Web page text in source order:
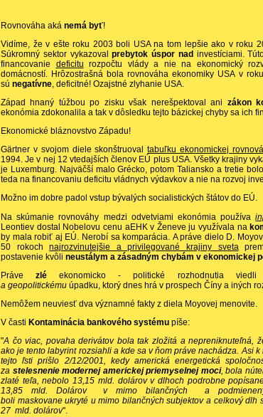
Rovnováha aká nemá byť!
Vidíme, že v ešte roku 2003 boli USA na tom lepšie ako v roku
Súkromný sektor vykazovalprebytok úspor nadinvestíciami.
financovanie deficitu rozpočtu vlády a nie na ekonomický
domácností. Hrôzostrašná bola rovnováha ekonomiky USA v
sú negatívne , deficitné! Ozajstné zlyhanie USA.
Západ hnaný túžbou po zisku však nerešpektoval ani zákon
ekonómia zdokonalila a tak v dôsledku tejto bázickej chyby sa ich
Ekonomické bláznovstvo Západu!
Gärtner v svojom diele skonštruovaltabuľku ekonomickej
1994. Je v nej 12 vtedajších členov EÚ plus USA. Všetky krajiny
je Luxemburg. Najväčší malo Grécko, potom Taliansko a tretie
teda na financovaniu deficitu vládnych výdavkov a nie na rozvoj
Možno im dobre padol vstup bývalých socialistických štátov do EÚ.
Na skúmanie rovnováhy medzi odvetviami ekonómia používa
Leontiev dostal Nobelovu cenu aEHK v Ženeve ju využívala na
by mala robiť aj EÚ. Nerobí sa komparácia. A práve dielo D.
50 rokochnajrozvinutejšie a privilegované krajiny sveta
postavenie kvôli neustálym a zásadným chybám v ekonomickej
Právezlé ekonomicko - politické rozhodnutia
a geopolitickému úpadku, ktorý dnes hrá v prospech Číny a iných
Nemôžem neuviesť dva významné fakty z diela Moyovej menovite.
V časti Kontaminácia bankového systému píše:
"A čo viac, povaha derivátov bola tak zložitá a nepreniknuteľná,
ako je tento labyrint rozsiahli a kde sa v ňom práve nachádza. Asi
tejto ľsti prišlo 2/12/2001, kedy americká energetická
za stelesnenie modernej americkej priemyselnej moci, bola
zlaté teľa, nebolo 13,15 mld. dolárov v dlhoch podrobne
13,85 mld. Dolárov v mimo bilančných a
boli maskovane ukryté u mimo bilančných subjektov a celkový dlh
27 mld. dolárov".